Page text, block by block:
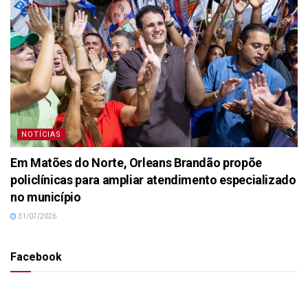
NOTÍCIAS
Em Matões do Norte, Orleans Brandão propõe
policlínicas para ampliar atendimento especializado
no município
31/07/2026
Facebook